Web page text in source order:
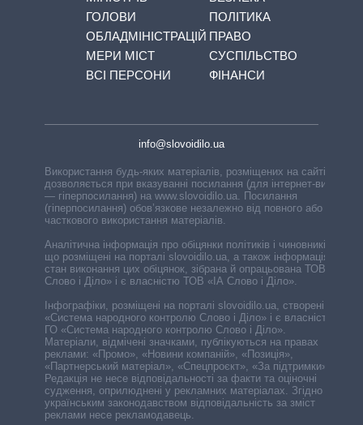
ГОЛОВИ
ОБЛАДМІНІСТРАЦІЙ
МЕРИ МІСТ
ВСІ ПЕРСОНИ
ПОЛІТИКА
ПРАВО
СУСПІЛЬСТВО
ФІНАНСИ
info@slovoidilo.ua
Використання будь-яких матеріалів, розміщених на сайті,
дозволяється при вказуванні посилання (для інтернет-видань
— гіперпосилання) на www.slovoidilo.ua. Посилання
(гіперпосилання) обов’язкове незалежно від повного або
часткового використання матеріалів.
Аналітична інформація про обіцянки політиків і чиновників,
що розміщені на порталі slovoidilo.ua, а також інформація про
стан виконання цих обіцянок, зібрана й опрацьована ТОВ «ІА
Слово і Діло» і є власністю ТОВ «ІА Слово і Діло».
Інфографіки, розміщені на порталі slovoidilo.ua, створені ГО
«Система народного контролю Слово і Діло» і є власністю
ГО «Система народного контролю Слово і Діло».
Матеріали, відмічені значками, публікуються на правах
реклами: «Промо», «Новини компаній», «Позиція»,
«Партнерський матеріал», «Спецпроєкт», «За підтримки».
Редакція не несе відповідальності за факти та оціночні
судження, оприлюднені у рекламних матеріалах. Згідно з
українським законодавством відповідальність за зміст
реклами несе рекламодавець.